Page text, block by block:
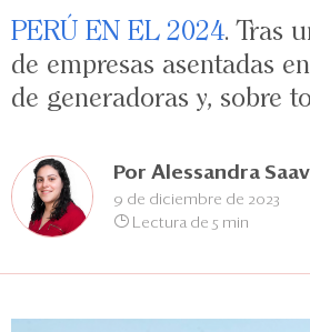
PERÚ EN EL 2024. Tras
de empresas asentadas
de generadoras y, sobre
Por Alessandra
9 de diciembre de 2023
Lectura de 5 min